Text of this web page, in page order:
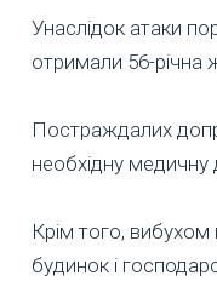
Унаслідок атаки
отримали 56-річна
Постраждалих
необхідну медичну
Крім того,
будинок і